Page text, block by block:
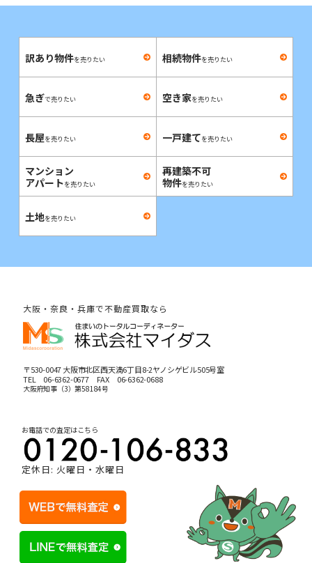
訳あり物件を売りたい 相続物件を売りたい
急ぎで売りたい 空き家を売りたい
長屋を売りたい 一戸建てを売りたい
マンション
アパートを売りたい
再建築不可
物件を売りたい
土地を売りたい
大阪・奈良・兵庫で不動産買取なら
〒530-0047 大阪市北区西天満6丁目8-2ヤノシゲビル505号室
TEL 06-6362-0677FAX 06-6362-0688
大阪府知事（3）第58184号
お電話での査定はこちら
定休日: 火曜日・水曜日